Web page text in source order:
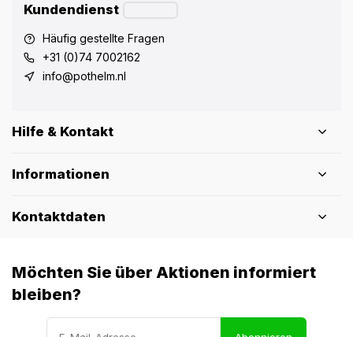
Kundendienst
Häufig gestellte Fragen
+31 (0)74 7002162
info@pothelm.nl
Hilfe & Kontakt
Informationen
Kontaktdaten
Möchten Sie über Aktionen informiert
bleiben?